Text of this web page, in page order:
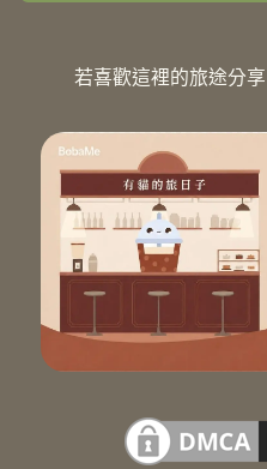
若喜歡這裡的旅途分